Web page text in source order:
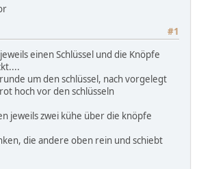
#1
einen Schlüssel und die Knöpfe
um den schlüssel, nach vorgelegt
hoch vor den schlüsseln
jeweils zwei kühe über die knöpfe
die andere oben rein und schiebt